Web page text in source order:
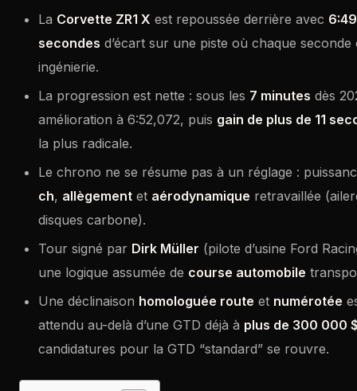
La Corvette ZR1 X est repoussée derrière avec
secondes d’écart sur une piste où chaque
ingénierie.
La progression est nette : sous les 7 minutes dès
amélioration à 6:52,072, puis gain de plus de 11
la plus radicale.
Le chrono ne se résume pas à un réglage :
ch, allègement et aérodynamique retravaillée
disques carbone).
Tour signé par Dirk Müller (pilote d’usine Ford
une logique assumée de course automobile
Une déclinaison homologuée route et numérotée
attendu au-delà d’une GTD déjà à plus de 300 000
candidatures pour la GTD “standard” se rouvre.